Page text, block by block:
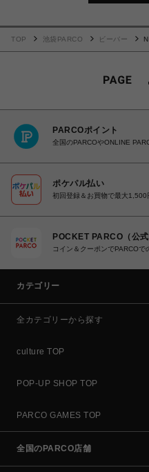
TOP 池袋PARCO ビーバー
PARCOポイント
全国のPARCOやONLINE
ポケパル払い
初回登録＆お買物で最大1,500
POCKET PARCO（公式
コイン＆クーポンでPARCOで
カテゴリー
全カテゴリーから探す
culture TOP
POP-UP SHOP TOP
PARCO GAMES TOP
全国のPARCO店舗